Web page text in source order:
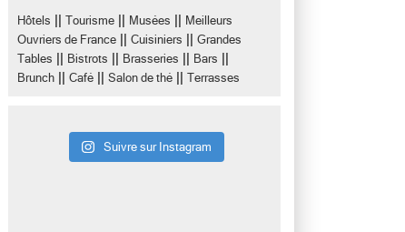
Hôtels Tourisme Musées
Meilleurs
Ouvriers de France
Cuisiniers
Grandes
Tables
Bistrots Brasseries Bars
Brunch Café Salon de thé Terrasses
Suivre sur Instagram